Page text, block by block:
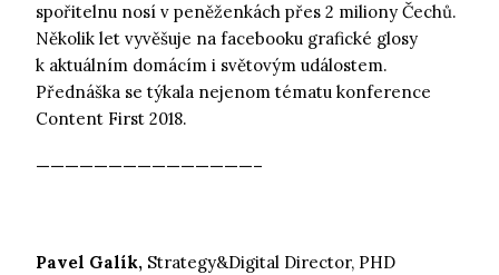
spořitelnu nosí v peněženkách přes 2 miliony Čechů.
Několik let vyvěšuje na facebooku grafické glosy
k aktuálním domácím i světovým událostem.
Přednáška se týkala nejenom tématu konference
Content First 2018.
———————————————–
Pavel Galík, Strategy&Digital Director, PHD